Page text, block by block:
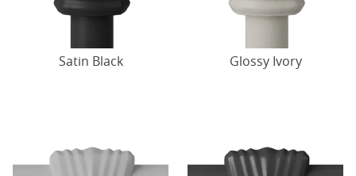
Satin Black Glossy Ivory